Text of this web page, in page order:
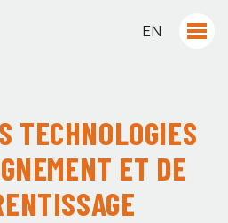
EN
TECHNOLOGIES
ET DE